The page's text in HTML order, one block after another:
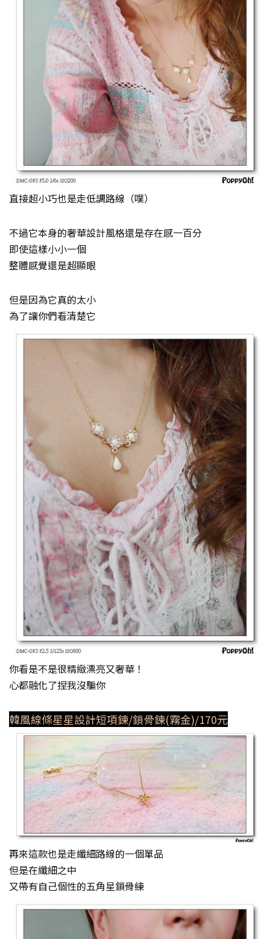
直接超小巧也是走低調路線（噗）
不過它本身的奢華設計風格還是存在感一百分
即使這樣小小一個
整體感覺還是超顯眼
但是因為它真的太小
為了讓你們看清楚它
你看是不是很精緻漂亮又奢華！
心都融化了捏我沒騙你
韓風線條星星設計短項鍊/鎖骨鍊(霧金)/170元
再來這款也是走纖細路線的一個單品
但是在纖細之中
又帶有自己個性的五角星鎖骨練